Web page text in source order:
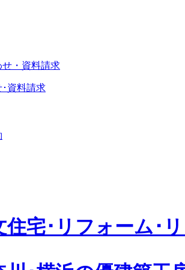
資料請求
住宅･リフォーム･